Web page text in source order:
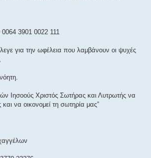
3901 0022 111
για την ωφέλεια που λαμβάνουν οι ψυχές
Ιησοούς Χριστός Σωτήρας και Λυτρωτής να
να οικονομεί τη σωτηρία μας”